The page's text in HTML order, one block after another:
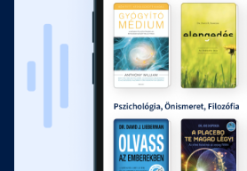
10. Válaszutak
Fejezet hossza: 00:12:16
11. Levél a múltból
Fejezet hossza: 00:07:46